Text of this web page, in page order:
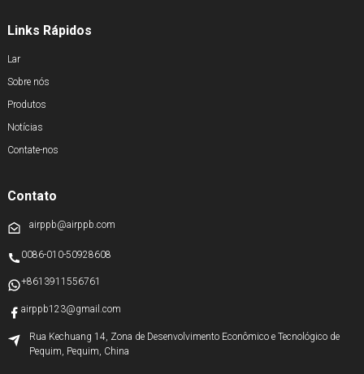
Links Rápidos
Lar
Sobre nós
Produtos
Notícias
Contate-nos
Contato
airppb@airppb.com
0086-010-50928608
+8613911556761
airppb123@gmail.com
Rua Kechuang 14, Zona de Desenvolvimento Econômico e Tecnológico de
Pequim, Pequim, China